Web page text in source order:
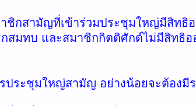
ที่เข้าร่วมประชุมใหญ่มีสิทธิออก
สมทบ และสมาชิกกิตติศักด์ไม่มีสิทธิ
ญ่สามัญ อย่างน้อยจะต้องมีระเ